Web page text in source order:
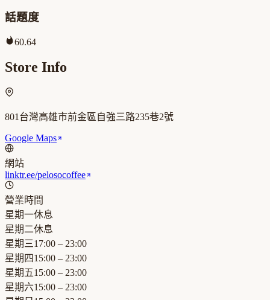
話題度
60.64
Store Info
801台灣高雄市前金區自強三路235巷2號
Google Maps
網站
linktr.ee/pelosocoffee
營業時間
星期一休息
星期二休息
星期三17:00 – 23:00
星期四15:00 – 23:00
星期五15:00 – 23:00
星期六15:00 – 23:00